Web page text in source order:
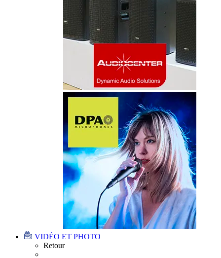
VIDÉO ET PHOTO
Retour